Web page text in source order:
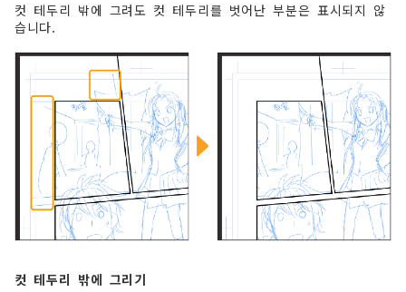
컷 테두리 밖에 그려도 컷 테두리를 벗어난 부분은 표시되지 않
습니다.
컷 테두리 밖에 그리기